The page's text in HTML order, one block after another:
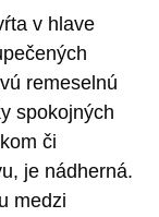
v hlave
remeselnú
spokojných
či
je nádherná.
medzi